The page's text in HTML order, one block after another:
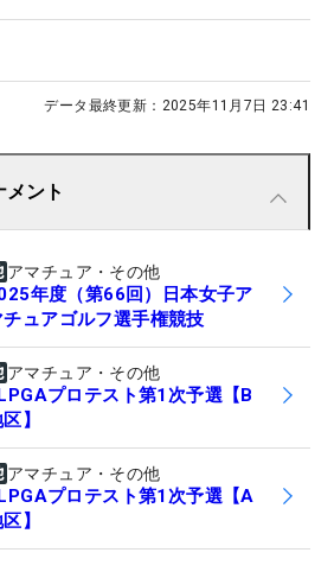
データ最終更新： 2025年11月7日 23:41
メント
アマチュア・その他
年度（第66回）日本女子ア
チュアゴルフ選手権競技
アマチュア・その他
プロテスト第1次予選【B
】
アマチュア・その他
プロテスト第1次予選【A
】